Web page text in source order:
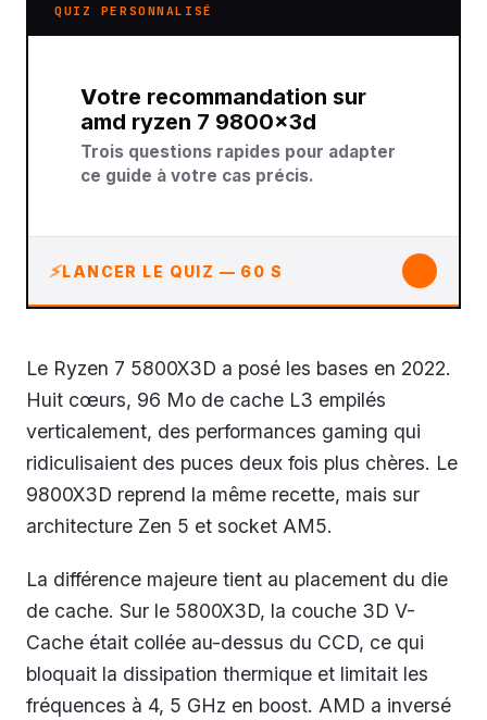
QUIZ PERSONNALISÉ
Votre recommandation sur
amd ryzen 7 9800x3d
Trois questions rapides pour adapter
ce guide à votre cas précis.
LANCER LE QUIZ — 60 S
Le Ryzen 7 5800X3D a posé les bases en 2022.
Huit cœurs, 96 Mo de cache L3 empilés
verticalement, des performances gaming qui
ridiculisaient des puces deux fois plus chères. Le
9800X3D reprend la même recette, mais sur
architecture Zen 5 et socket AM5.
La différence majeure tient au placement du die
de cache. Sur le 5800X3D, la couche 3D V-
Cache était collée au-dessus du CCD, ce qui
bloquait la dissipation thermique et limitait les
fréquences à 4, 5 GHz en boost. AMD a inversé